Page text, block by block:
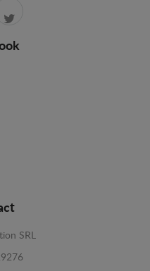
SRL